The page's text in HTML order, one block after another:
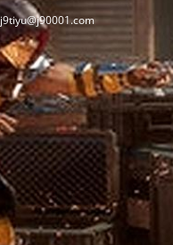
j9tiyu@j90001.com